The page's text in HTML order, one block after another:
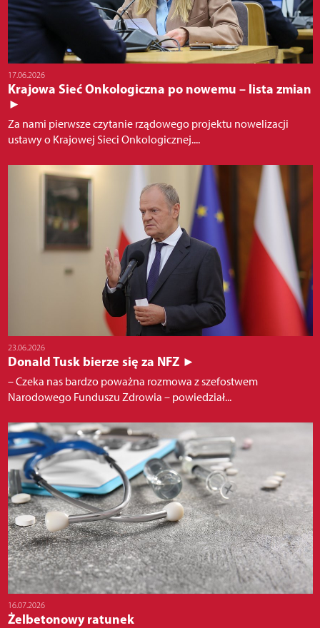
17.06.2026
Krajowa Sieć Onkologiczna po nowemu – lista zmian
►
Za nami pierwsze czytanie rządowego projektu nowelizacji
ustawy o Krajowej Sieci Onkologicznej....
23.06.2026
Donald Tusk bierze się za NFZ ►
– Czeka nas bardzo poważna rozmowa z szefostwem
Narodowego Funduszu Zdrowia – powiedział...
16.07.2026
Żelbetonowy ratunek